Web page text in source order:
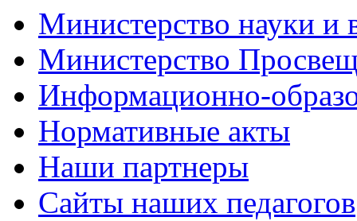
Министерство науки и
Министерство
Информационно-
Нормативные акты
Наши партнеры
Сайты наших педагогов